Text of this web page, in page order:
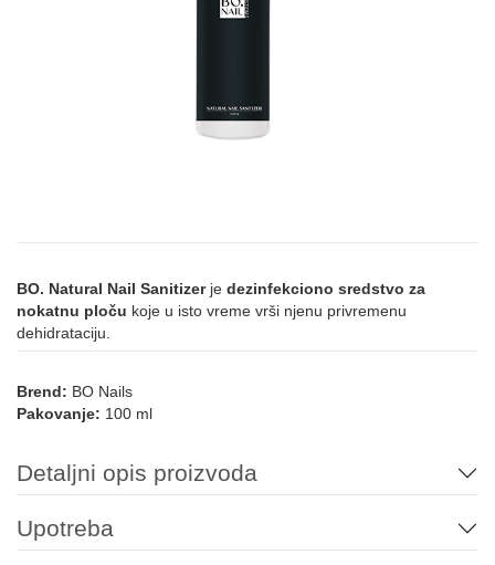
BO. Natural Nail Sanitizerje dezinfekciono sredstvo za
nokatnu ploču koje u isto vreme vrši njenu privremenu
dehidrataciju.
Brend: BO Nails
Pakovanje: 100 ml
Detaljni opis proizvoda
Upotreba